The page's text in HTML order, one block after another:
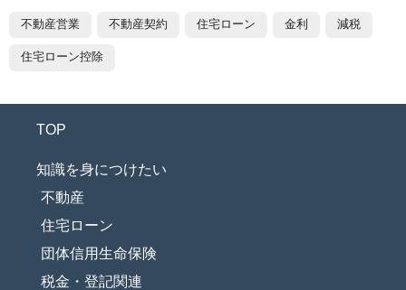
不動産営業 不動産契約 住宅ローン 金利 減税
住宅ローン控除
TOP
知識を身につけたい
不動産
住宅ローン
団体信用生命保険
税金・登記関連